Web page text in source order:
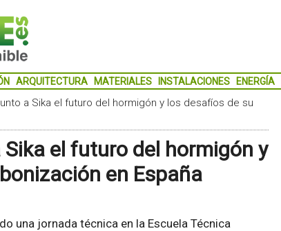
ARQUITECTURA MATERIALES INSTALACIONES ENERGÍA
a Sika el futuro del hormigón y los desafíos de su
el futuro del hormigón y
en España
una jornada técnica en la Escuela Técnica